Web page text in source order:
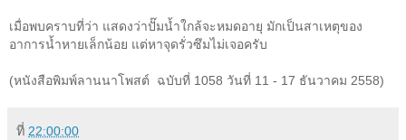
เมื่อพบคราบที่ว่า แสดงว่าปั๊มน้ำใกล้จะหมดอายุ มักเป็นสาเหตุของ
อาการน้ำหายเล็กน้อย แต่หาจุดรั่วซึมไม่เจอครับ
(หนังสือพิมพ์ลานนาโพสต์ ฉบับที่ 1058 วันที่ 11 - 17 ธันวาคม 2558)
ที่ 22:00:00